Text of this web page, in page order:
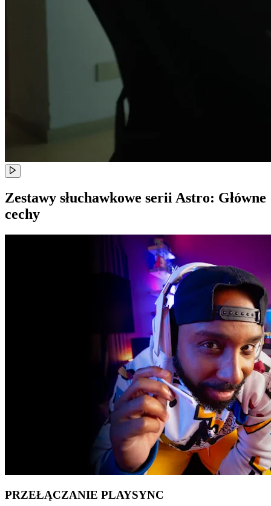
Zestawy słuchawkowe serii Astro: Główne
cechy
PRZEŁĄCZANIE PLAYSYNC